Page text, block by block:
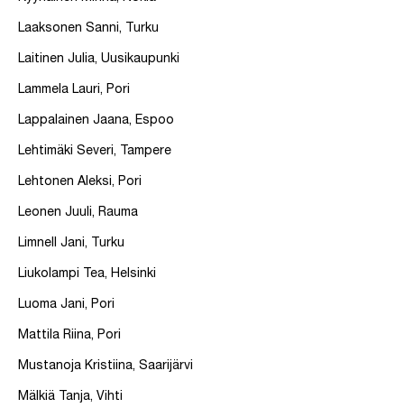
Laaksonen Sanni, Turku
Laitinen Julia, Uusikaupunki
Lammela Lauri, Pori
Lappalainen Jaana, Espoo
Lehtimäki Severi, Tampere
Lehtonen Aleksi, Pori
Leonen Juuli, Rauma
Limnell Jani, Turku
Liukolampi Tea, Helsinki
Luoma Jani, Pori
Mattila Riina, Pori
Mustanoja Kristiina, Saarijärvi
Mälkiä Tanja, Vihti